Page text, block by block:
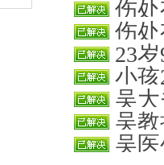
骑车摔
伤
抗体还
伤
了，转
23
有些疼
小
碰撞后
吴
出血。
吴
现他身
吴